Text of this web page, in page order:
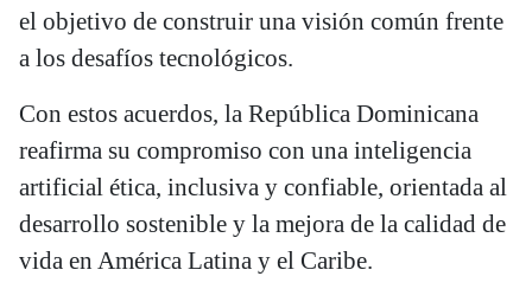
el objetivo de construir una visión común frente
a los desafíos tecnológicos.
Con estos acuerdos, la República Dominicana
reafirma su compromiso con una inteligencia
artificial ética, inclusiva y confiable, orientada al
desarrollo sostenible y la mejora de la calidad de
vida en América Latina y el Caribe.